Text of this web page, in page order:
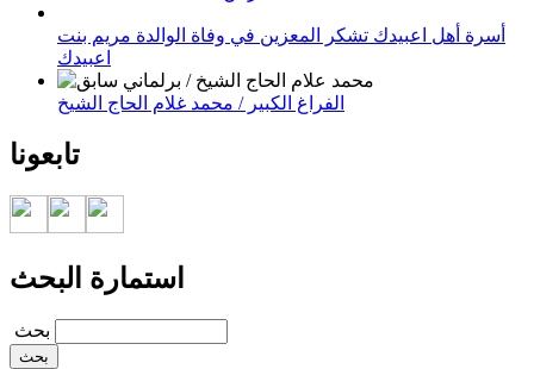
أسرة أهل اعبيدك تشكر المعزين في وفاة الوالدة مريم بنت
اعبيدك
الفراغ الكبير / محمد غلام الحاج الشيخ
تابعونا
استمارة البحث
‏بحث ‏